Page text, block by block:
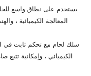
يستخدم على نطاق واسع
المعالجة الكيميائية ،
سلك لحام مع تحكم ثابت في
الكيميائي ، وإمكانية